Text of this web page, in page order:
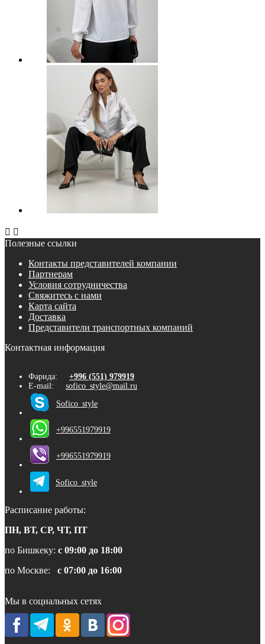
 
Полезные ссылки
Контакты представителей компании
Партнерам
Условия сотрудничества
Свяжитесь с нами
Карта сайта
Доставка
Представители транспортных компаний
Контактная информация
Фарида: +996 (551) 979919
E-mail: sofico_style@mail.ru
Sofico_style
+996551979919
+996551979919
Sofico_style
Расписание работы:
ПН, ВТ, СР, ЧТ, ПТ
по Бишкеку: с 09:00 до 18:00
по Москве: с 07:00 до 16:00
Мы в социальных сетях